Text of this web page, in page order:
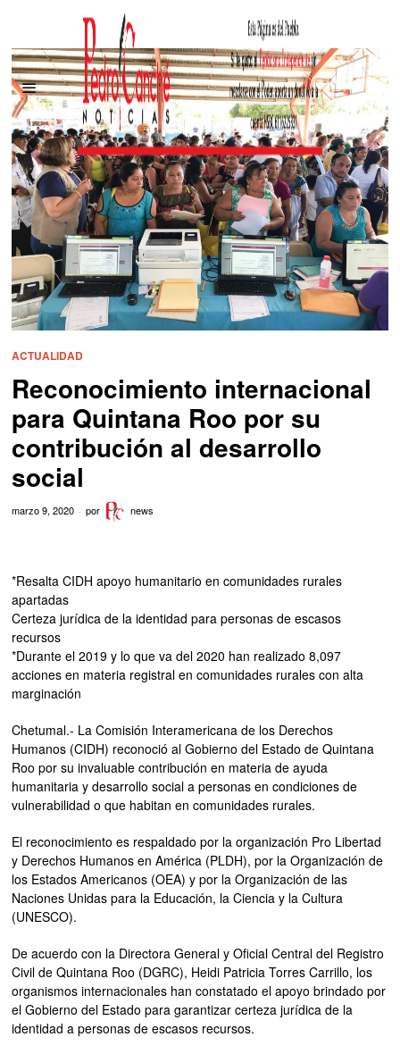
ACTUALIDAD
Reconocimiento internacional
para Quintana Roo por su
contribución al desarrollo
social
marzo 9, 2020 por news
*Resalta CIDH apoyo humanitario en comunidades rurales
apartadas
Certeza jurídica de la identidad para personas de escasos
recursos
*Durante el 2019 y lo que va del 2020 han realizado 8,097
acciones en materia registral en comunidades rurales con alta
marginación
Chetumal.- La Comisión Interamericana de los Derechos
Humanos (CIDH) reconoció al Gobierno del Estado de Quintana
Roo por su invaluable contribución en materia de ayuda
humanitaria y desarrollo social a personas en condiciones de
vulnerabilidad o que habitan en comunidades rurales.
El reconocimiento es respaldado por la organización Pro Libertad
y Derechos Humanos en América (PLDH), por la Organización de
los Estados Americanos (OEA) y por la Organización de las
Naciones Unidas para la Educación, la Ciencia y la Cultura
(UNESCO).
De acuerdo con la Directora General y Oficial Central del Registro
Civil de Quintana Roo (DGRC), Heidi Patricia Torres Carrillo, los
organismos internacionales han constatado el apoyo brindado por
el Gobierno del Estado para garantizar certeza jurídica de la
identidad a personas de escasos recursos.